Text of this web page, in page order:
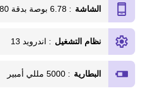
الشاشة : 6.78 بوصة بدقة 1080×2460 بها ثقب صغير
نظام التشغيل : اندرويد 13
البطارية : 5000 مللي أمبير